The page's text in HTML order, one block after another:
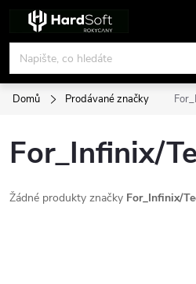
obsah
Domů Prodávané značky
For_Infinix/
Žádné produkty značky For_Infinix/